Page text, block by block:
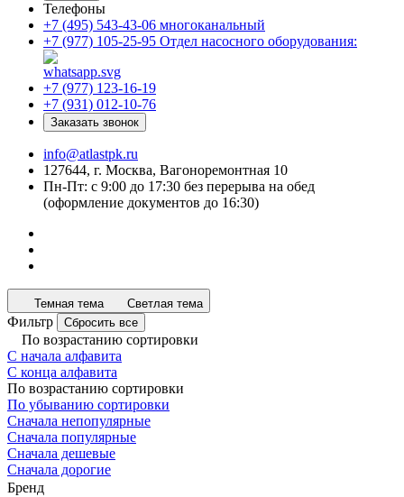
Телефоны
+7 (495) 543-43-06 многоканальный
+7 (977) 105-25-95 Отдел насосного оборудования:
+7 (977) 123-16-19
+7 (931) 012-10-76
Заказать звонок
info@atlastpk.ru
127644, г. Москва, Вагоноремонтная 10
Пн-Пт: с 9:00 до 17:30 без перерыва на обед
(оформление документов до 16:30)
Темная тема Светлая тема
Фильтр Сбросить все
По возрастанию сортировки
С начала алфавита
С конца алфавита
По возрастанию сортировки
По убыванию сортировки
Сначала непопулярные
Сначала популярные
Сначала дешевые
Сначала дорогие
Бренд